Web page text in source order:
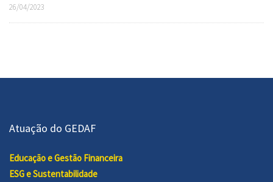
26/04/2023
Atuação do GEDAF
Educação e Gestão Financeira
ESG e Sustentabilidade